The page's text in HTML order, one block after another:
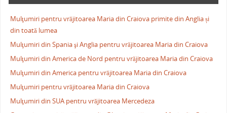
Mulţumiri pentru vrăjitoarea Maria din Craiova primite din Anglia și
din toată lumea
Mulţumiri din Spania şi Anglia pentru vrăjitoarea Maria din Craiova
Mulţumiri din America de Nord pentru vrăjitoarea Maria din Craiova
Mulţumiri din America pentru vrăjitoarea Maria din Craiova
Mulţumiri pentru vrăjitoarea Maria din Craiova
Mulţumiri din SUA pentru vrăjitoarea Mercedeza